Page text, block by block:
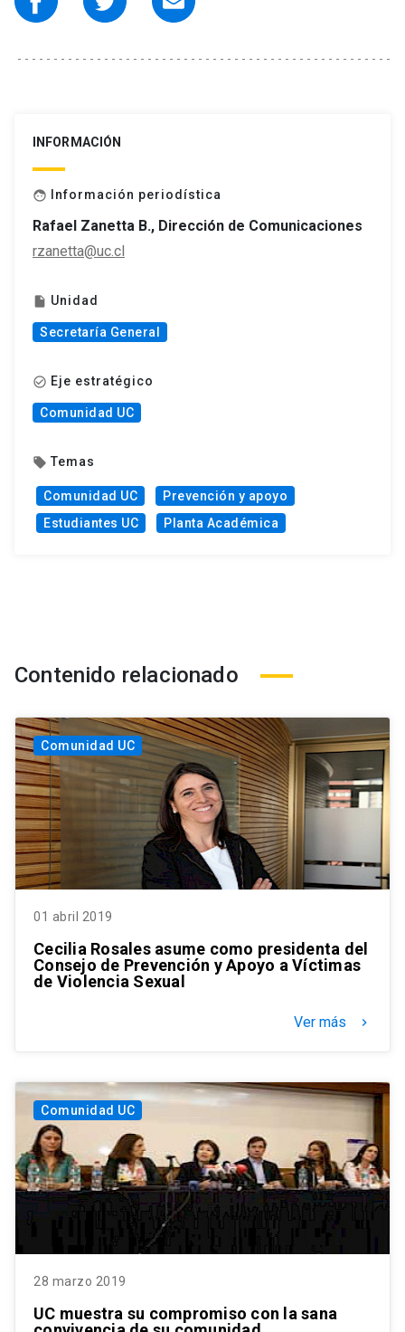
INFORMACIÓN
face Información periodística
Rafael Zanetta B., Dirección de Comunicaciones
rzanetta@uc.cl
insert_drive_file Unidad
Secretaría General
check_circle_outline Eje estratégico
Comunidad UC
local_offer Temas
Comunidad UC
Prevención y apoyo
Estudiantes UC
Planta Académica
Contenido relacionado
Comunidad UC
01 abril 2019
Cecilia Rosales asume como presidenta del
Consejo de Prevención y Apoyo a Víctimas
de Violencia Sexual
Ver más keyboard_arrow_right
Comunidad UC
28 marzo 2019
UC muestra su compromiso con la sana